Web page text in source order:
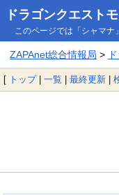
ドラゴンクエスト
このページでは「シャマナ
ZAPAnet総合情報局 >
[ トップ| 一覧 | 最終更新 |